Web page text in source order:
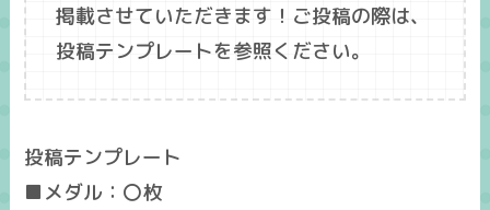
掲載させていただきます！ご投稿の際は、
投稿テンプレートを参照ください。
投稿テンプレート
■メダル：〇枚